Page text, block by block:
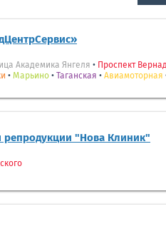
Академика Янгеля • Проспект
• Марьино • Таганская • Авиамоторная
репродукции "Нова Клиник"